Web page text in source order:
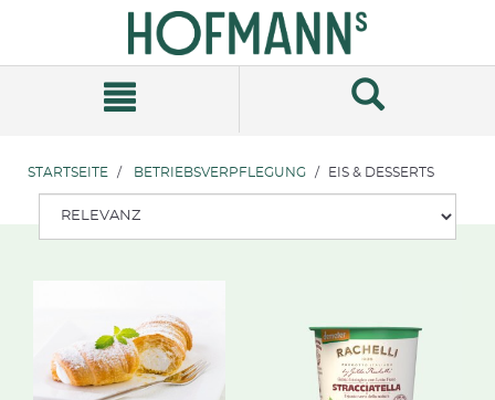
Navigationsmenü
STARTSEITE BETRIEBSVERPFLEGUNG EIS & DESSERTS